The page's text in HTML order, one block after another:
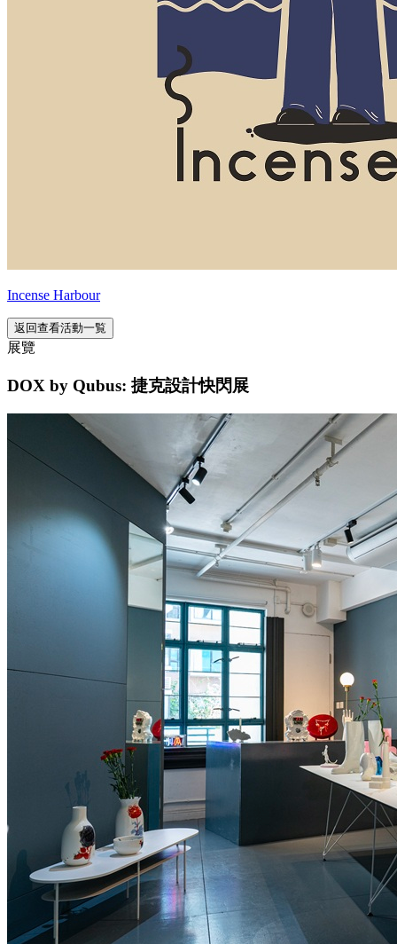
Incense Harbour
返回查看活動一覧
展覽
DOX by Qubus: 捷克設計快閃展